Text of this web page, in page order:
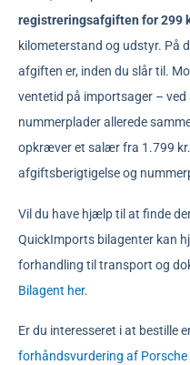
registreringsafgiften for 299
kilometerstand og udstyr. På
afgiften er, inden du slår til.
ventetid på importsager –
nummerplader allerede
opkræver et salær fra 1.799
afgiftsberigtigelse og
Vil du have hjælp til at finde
QuickImports bilagenter kan
forhandling til transport og
Bilagent her.
Er du interesseret i at bestille
forhåndsvurdering af